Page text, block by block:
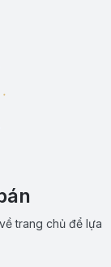
trang chủ để lựa